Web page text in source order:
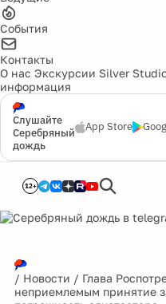
События
Контакты
О нас Экскурсии Silver
информация
Слушайте
Серебряный
дождь
App Store
12+
/ Новости / Глава
неприемлемым принятие